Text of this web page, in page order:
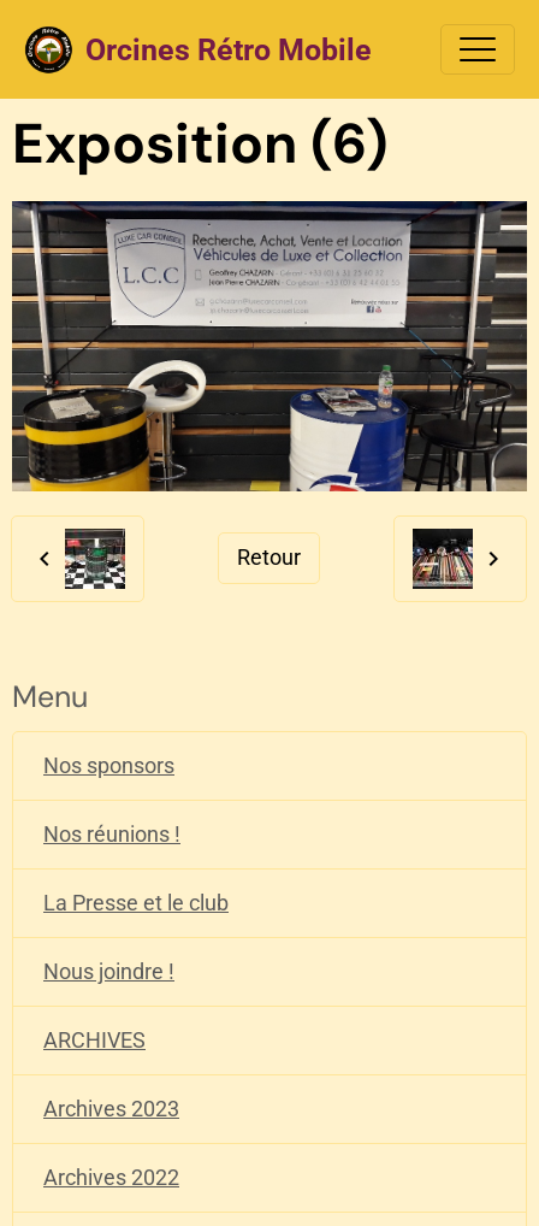
Orcines Rétro Mobile
Exposition (6)
Retour
Menu
Nos sponsors
Nos réunions !
La Presse et le club
Nous joindre !
ARCHIVES
Archives 2023
Archives 2022